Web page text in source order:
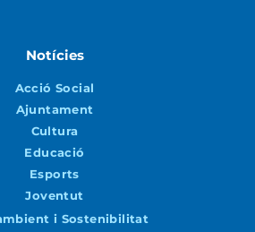
Notícies
Acció Social
Ajuntament
Cultura
Educació
Esports
Joventut
i Sostenibilitat